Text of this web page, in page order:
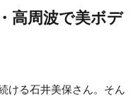
高周波で美ボデ
ける石井美保さん。そん